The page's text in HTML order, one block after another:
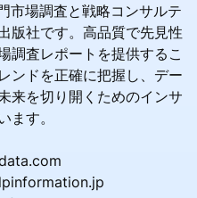
市場調査と戦略コンサルテ
版社です。高品質で先見性
調査レポートを提供するこ
ンドを正確に把握し、デー
来を切り開くためのインサ
ます。